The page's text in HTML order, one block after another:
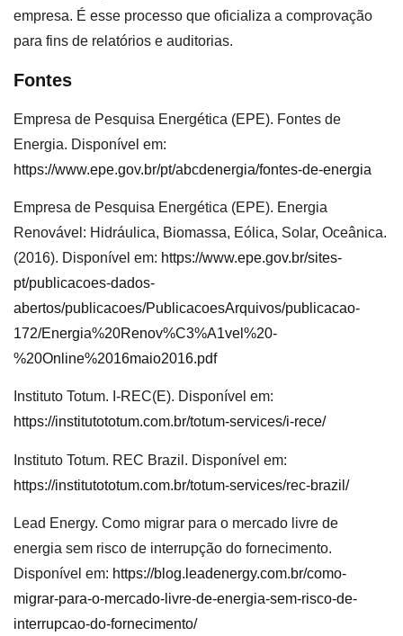
empresa. É esse processo que oficializa a comprovação
para fins de relatórios e auditorias.
Fontes
Empresa de Pesquisa Energética (EPE). Fontes de
Energia. Disponível em:
https://www.epe.gov.br/pt/abcdenergia/fontes-de-energia
Empresa de Pesquisa Energética (EPE). Energia
Renovável: Hidráulica, Biomassa, Eólica, Solar, Oceânica.
(2016). Disponível em: https://www.epe.gov.br/sites-
pt/publicacoes-dados-
abertos/publicacoes/PublicacoesArquivos/publicacao-
172/Energia%20Renov%C3%A1vel%20-
%20Online%2016maio2016.pdf
Instituto Totum. I-REC(E). Disponível em:
https://institutototum.com.br/totum-services/i-rece/
Instituto Totum. REC Brazil. Disponível em:
https://institutototum.com.br/totum-services/rec-brazil/
Lead Energy. Como migrar para o mercado livre de
energia sem risco de interrupção do fornecimento.
Disponível em: https://blog.leadenergy.com.br/como-
migrar-para-o-mercado-livre-de-energia-sem-risco-de-
interrupcao-do-fornecimento/